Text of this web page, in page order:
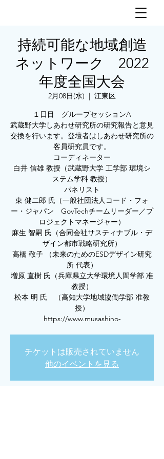
持続可能な地域創造
ネットワーク 2022
年度全国大会
2月08日(水)
  |
江東区
１日目 グループセッションA
武蔵野大学しあわせ研究所の研究報告と意見
交換を行います。登壇者はしあわせ研究所の
客員研究員です。
コーディネーター
白井 信雄 教授（武蔵野大学 工学部 環境シ
ステム学科 教授）
パネリスト
東 健二郎 氏（一般社団法人コード・フォ
ー・ジャパン GovTechチームリーダー／プ
ロジェクトマネージャー）
麻生 智嗣 氏（合同会社サスティナブル・デ
ザイン都市戦略研究所）
高橋 敬子 （未来のためのESDデザイン研究
所 代表）
増原 直樹 氏（兵庫県立大学環境人間学部 准
教授）
松本 明 氏 （高知大学地域協働学部 准教
授）
https://www.musashino-
チケットは販売されていません
他のイベントを見る